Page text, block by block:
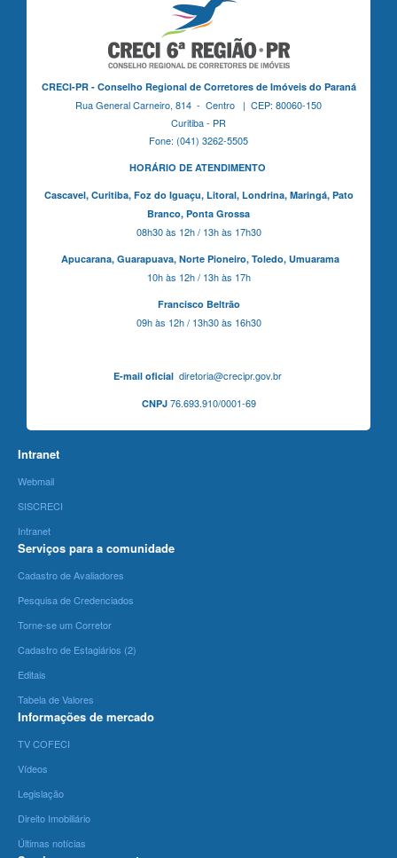
CRECI-PR - Conselho Regional de Corretores de Imóveis do Paraná
Rua General Carneiro, 814 - Centro | CEP: 80060-150
Curitiba - PR
Fone: (041) 3262-5505
HORÁRIO DE ATENDIMENTO
Cascavel, Curitiba,Foz do Iguaçu, Litoral, Londrina, Maringá, Pato
Branco, Ponta Grossa
08h30 às 12h / 13h às 17h30
Apucarana, Guarapuava, Norte Pioneiro, Toledo, Umuarama
10h às 12h / 13h às 17h
Francisco Beltrão
09h às 12h / 13h30 às 16h30
E-mail oficialdiretoria@crecipr.gov.br
CNPJ76.693.910/0001-69
Intranet
Webmail
SISCRECI
Intranet
Serviços para a comunidade
Cadastro de Avaliadores
Pesquisa de Credenciados
Torne-se um Corretor
Cadastro de Estagiários (2)
Editais
Tabela de Valores
Informações de mercado
TV COFECI
Vídeos
Legislação
Direito Imobiliário
Últimas notícias